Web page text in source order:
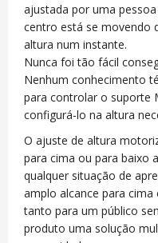
ajustada por uma
centro está se movendo
altura num instante.
Nunca foi tão fácil
Nenhum conhecimento
para controlar o suporte
configurá-lo na altura
O ajuste de altura
para cima ou para baixo
qualquer situação de
amplo alcance para
tanto para um público
produto uma solução